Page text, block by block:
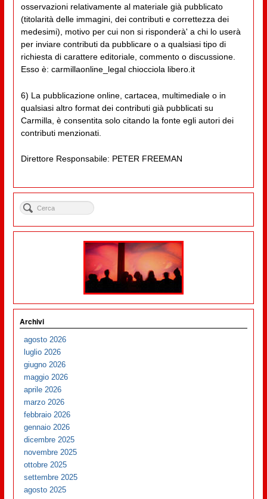
osservazioni relativamente al materiale già pubblicato
(titolarità delle immagini, dei contributi e correttezza dei
medesimi), motivo per cui non si risponderà' a chi lo userà
per inviare contributi da pubblicare o a qualsiasi tipo di
richiesta di carattere editoriale, commento o discussione.
Esso è: carmillaonline_legal chiocciola libero.it
6) La pubblicazione online, cartacea, multimediale o in
qualsiasi altro format dei contributi già pubblicati su
Carmilla, è consentita solo citando la fonte egli autori dei
contributi menzionati.
Direttore Responsabile: PETER FREEMAN
Archivi
agosto 2026
luglio 2026
giugno 2026
maggio 2026
aprile 2026
marzo 2026
febbraio 2026
gennaio 2026
dicembre 2025
novembre 2025
ottobre 2025
settembre 2025
agosto 2025